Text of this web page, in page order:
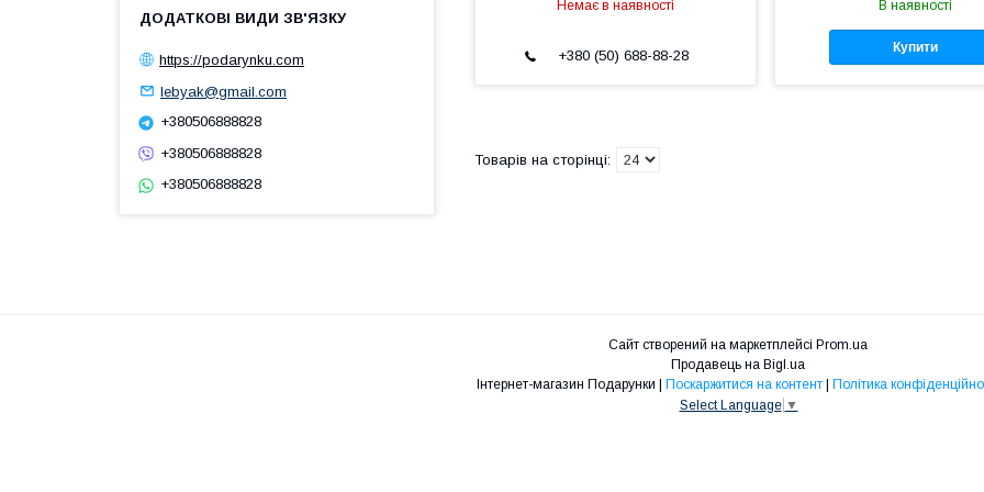
Немає в наявності
+380 (50) 688-88-28
В наявності
Купити
https://podarynku.com
lebyak@gmail.com
+380506888828
+380506888828
+380506888828
Сайт створений на маркетплейсі Prom.ua
Продавець на Bigl.ua
Поскаржитися на контент
Політика
Select Language ▼